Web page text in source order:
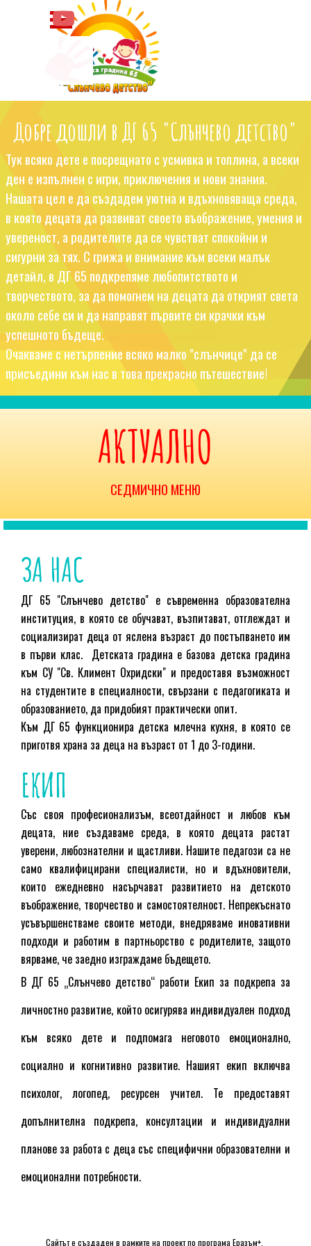
Към съдържаниетоПропусни меню
Добре дошли в ДГ 65 "Слънчево детство"
Тук всяко дете е посрещнато с усмивка и топлина, а всеки
ден е изпълнен с игри, приключения и нови знания.
Нашата цел е да създадем уютна и вдъхновяваща среда,
в която децата да развиват своето въображение, умения и
увереност, а родителите да се чувстват спокойни и
сигурни за тях. С грижа и внимание към всеки малък
детайл, в ДГ 65 подкрепяме любопитството и
творчеството, за да помогнем на децата да открият света
около себе си и да направят първите си крачки към
успешното бъдеще.
Очакваме с нетърпение всяко малко "слънчице" да се
присъедини към нас в това прекрасно пътешествие!
АКТУАЛНО
СЕДМИЧНО МЕНЮ
ЗА НАС
ДГ 65 "Слънчево детство" е съвременна образователна
институция, в която се обучават, възпитават, отглеждат и
социализират деца от яслена възраст до постъпването им
в първи клас. Детската градина е базова детска градина
към СУ "Св. Климент Охридски" и предоставя възможност
на студентите в специалности, свързани с педагогиката и
образованието, да придобият практически опит.
Към ДГ 65 функционира детска млечна кухня, в която се
приготвя храна за деца на възраст от 1 до 3-години.
ЕКИП
Със своя професионализъм, всеотдайност и любов към
децата, ние създаваме среда, в която децата растат
уверени, любознателни и щастливи. Нашите педагози са не
само квалифицирани специалисти, но и вдъхновители,
които ежедневно насърчават развитието на детското
въображение, творчество и самостоятелност. Непрекъснато
усъвършенстваме своите методи, внедряваме иновативни
подходи и работим в партньорство с родителите, защото
вярваме, че заедно изграждаме бъдещето.
В ДГ 65 „Слънчево детство“ работи Екип за подкрепа за
личностно развитие, който осигурява индивидуален подход
към всяко дете и подпомага неговото емоционално,
социално и когнитивно развитие. Нашият екип включва
психолог, логопед, ресурсен учител. Те предоставят
допълнителна подкрепа, консултации и индивидуални
планове за работа с деца със специфични образователни и
емоционални потребности.
Сайтът е създаден в рамките на проект по програма Еразъм+,